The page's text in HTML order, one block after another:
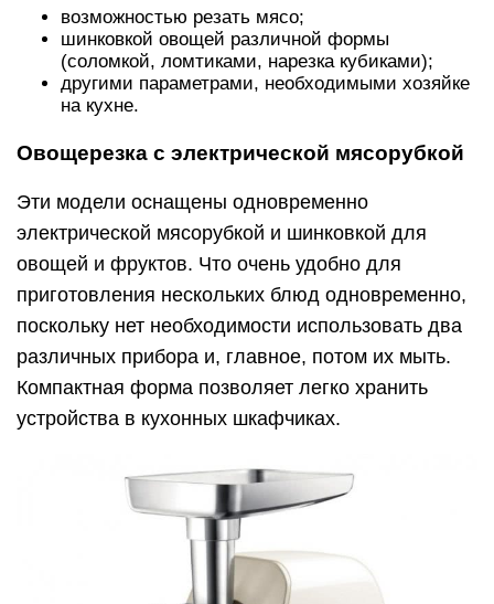
возможностью резать мясо;
шинковкой овощей различной формы
(соломкой, ломтиками, нарезка кубиками);
другими параметрами, необходимыми хозяйке
на кухне.
Овощерезка с электрической мясорубкой
Эти модели оснащены одновременно
электрической мясорубкой и шинковкой для
овощей и фруктов. Что очень удобно для
приготовления нескольких блюд одновременно,
поскольку нет необходимости использовать два
различных прибора и, главное, потом их мыть.
Компактная форма позволяет легко хранить
устройства в кухонных шкафчиках.